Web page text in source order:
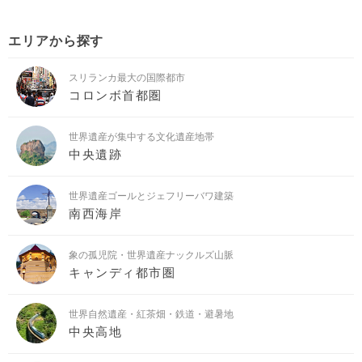
エリアから探す
スリランカ最大の国際都市
コロンボ首都圏
世界遺産が集中する文化遺産地帯
中央遺跡
世界遺産ゴールとジェフリーバワ建築
南西海岸
象の孤児院・世界遺産ナックルズ山脈
キャンディ都市圏
世界自然遺産・紅茶畑・鉄道・避暑地
中央高地